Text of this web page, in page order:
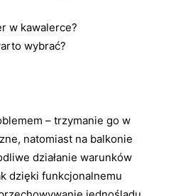
w kawalerce?
wybrać?
– trzymanie go w
natomiast na balkonie
działanie warunków
dzięki funkcjonalnemu